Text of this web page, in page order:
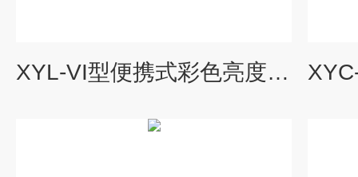
XYL-VI型便携式彩色亮度计（现货包邮）